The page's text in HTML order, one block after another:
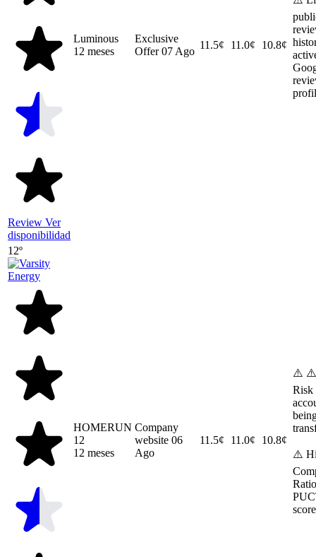
Review Ver
disponibilidad
Luminous
12 meses
Exclusive
Offer07 Ago
11.5¢ 11.0¢ 10.8¢
12º
HOMERUN
12
12 meses
Company
website 06
Ago
11.5¢ 11.0¢ 10.8¢
⚠️
Risk
⚠️
score